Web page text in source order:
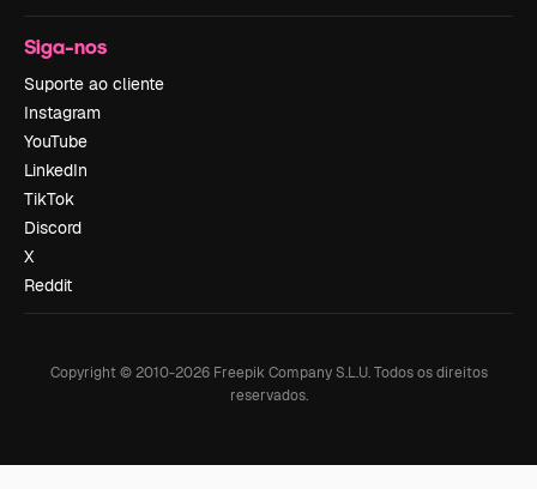
Siga-nos
Suporte ao cliente
Instagram
YouTube
LinkedIn
TikTok
Discord
X
Reddit
Copyright © 2010-2026Freepik Company S.L.U. Todos os direitos
reservados.